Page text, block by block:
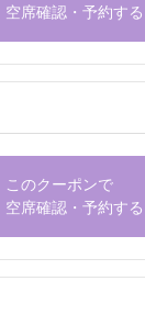
空席確認・予約する
このクーポンで
空席確認・予約する